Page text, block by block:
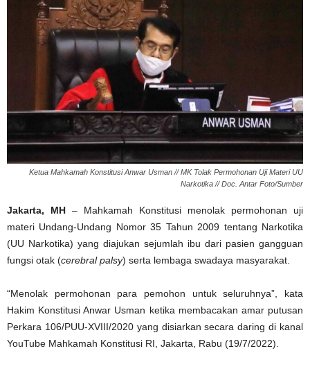
Ketua Mahkamah Konstitusi Anwar Usman // MK Tolak Permohonan Uji Materi UU
Narkotika // Doc. Antar Foto/Sumber
Jakarta, MH – Mahkamah Konstitusi menolak permohonan uji
materi Undang-Undang Nomor 35 Tahun 2009 tentang Narkotika
(UU Narkotika) yang diajukan sejumlah ibu dari pasien gangguan
fungsi otak (cerebral palsy) serta lembaga swadaya masyarakat.
“Menolak permohonan para pemohon untuk seluruhnya”, kata
Hakim Konstitusi Anwar Usman ketika membacakan amar putusan
Perkara 106/PUU-XVIII/2020 yang disiarkan secara daring di kanal
YouTube Mahkamah Konstitusi RI, Jakarta, Rabu (19/7/2022).